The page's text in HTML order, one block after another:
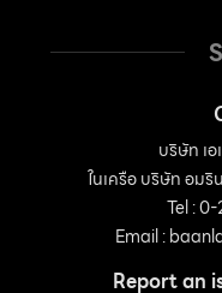
บริษัท เ
ในเครือ บริษัท อม
Tel :
Email :
Report an